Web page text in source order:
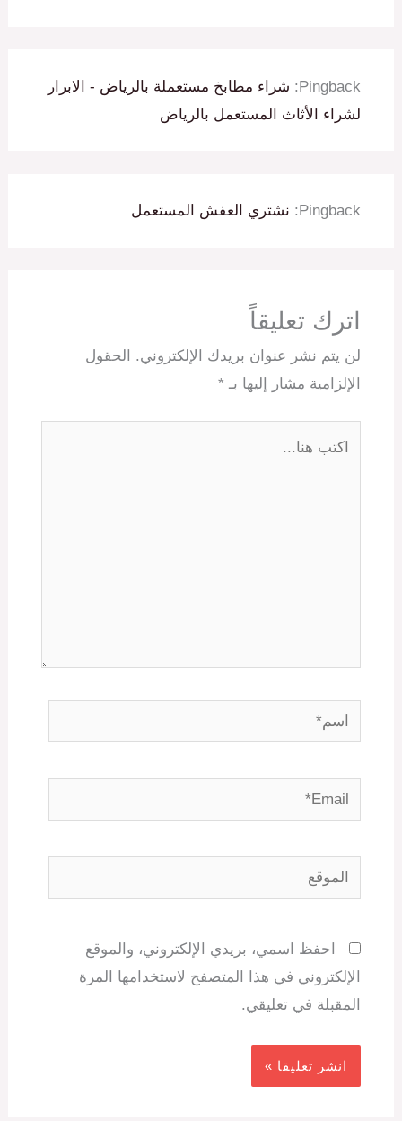
Pingback:
شراء مطابخ مستعملة بالرياض - الابرار
لشراء الأثاث المستعمل بالرياض
Pingback: نشتري العفش المستعمل
اترك تعليقاً
لن يتم نشر عنوان بريدك الإلكتروني.
الحقول
الإلزامية مشار إليها بـ *
اسم*
Email*
الموقع
احفظ اسمي، بريدي الإلكتروني، والموقع
الإلكتروني في هذا المتصفح لاستخدامها المرة
المقبلة في تعليقي.